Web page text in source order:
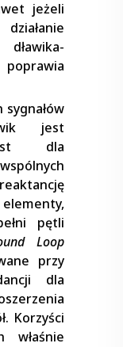
jeżeli
jest
dla
pętli
Loop
przy
dla
Korzyści
właśnie